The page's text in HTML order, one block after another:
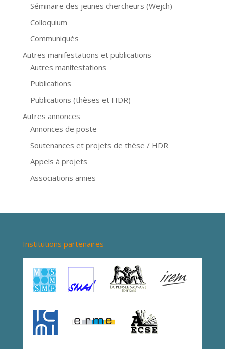
Séminaire des jeunes chercheurs (Wejch)
Colloquium
Communiqués
Autres manifestations et publications
Autres manifestations
Publications
Publications (thèses et HDR)
Autres annonces
Annonces de poste
Soutenances et projets de thèse / HDR
Appels à projets
Associations amies
Institutions partenaires